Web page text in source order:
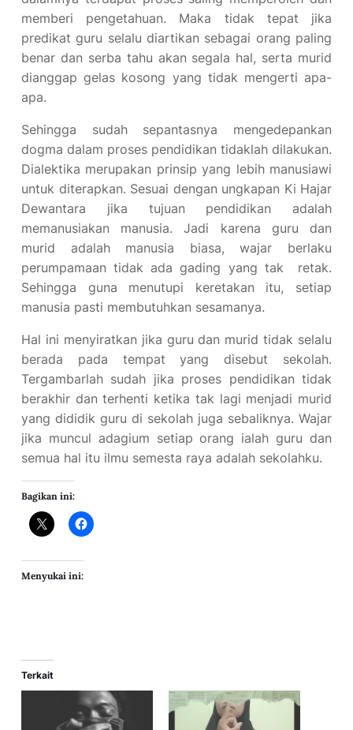
memberi pengetahuan. Maka tidak tepat jika
predikat guru selalu diartikan sebagai orang paling
benar dan serba tahu akan segala hal, serta murid
dianggap gelas kosong yang tidak mengerti apa-
apa.
Sehingga sudah sepantasnya mengedepankan
dogma dalam proses pendidikan tidaklah dilakukan.
Dialektika merupakan prinsip yang lebih manusiawi
untuk diterapkan. Sesuai dengan ungkapan Ki Hajar
Dewantara jika tujuan pendidikan adalah
memanusiakan manusia. Jadi karena guru dan
murid adalah manusia biasa, wajar berlaku
perumpamaan tidak ada gading yang tak retak.
Sehingga guna menutupi keretakan itu, setiap
manusia pasti membutuhkan sesamanya.
Hal ini menyiratkan jika guru dan murid tidak selalu
berada pada tempat yang disebut sekolah.
Tergambarlah sudah jika proses pendidikan tidak
berakhir dan terhenti ketika tak lagi menjadi murid
yang dididik guru di sekolah juga sebaliknya. Wajar
jika muncul adagium setiap orang ialah guru dan
semua hal itu ilmu semesta raya adalah sekolahku.
Bagikan ini:
Menyukai ini:
Terkait